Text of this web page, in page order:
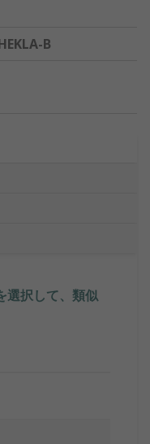
B
選択して、類似